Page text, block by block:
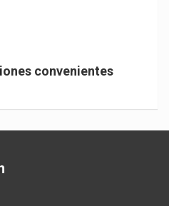
convenientes